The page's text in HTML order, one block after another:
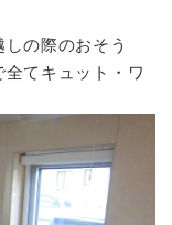
の際のおそう
てキュット・ワ